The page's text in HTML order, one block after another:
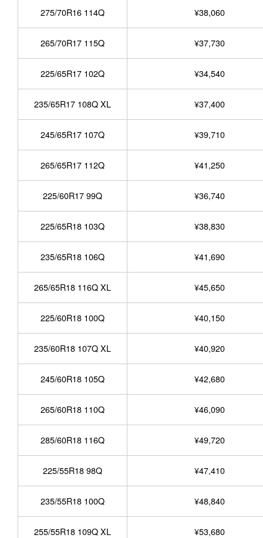
275/70R16 114Q ¥38,060
265/70R17 115Q ¥37,730
225/65R17 102Q ¥34,540
235/65R17 108Q XL ¥37,400
245/65R17 107Q ¥39,710
265/65R17 112Q ¥41,250
225/60R17 99Q ¥36,740
225/65R18 103Q ¥38,830
235/65R18 106Q ¥41,690
265/65R18 116Q XL ¥45,650
225/60R18 100Q ¥40,150
235/60R18 107Q XL ¥40,920
245/60R18 105Q ¥42,680
265/60R18 110Q ¥46,090
285/60R18 116Q ¥49,720
225/55R18 98Q ¥47,410
235/55R18 100Q ¥48,840
255/55R18 109Q XL ¥53,680